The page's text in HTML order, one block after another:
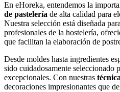
En eHoreka, entendemos la
de pastelería de alta calidad para
Nuestra selección está diseñada
profesionales de la hostelería,
que facilitan la elaboración de
Desde moldes hasta ingredientes
sido cuidadosamente seleccionado
excepcionales. Con nuestras
decoraciones impresionantes que